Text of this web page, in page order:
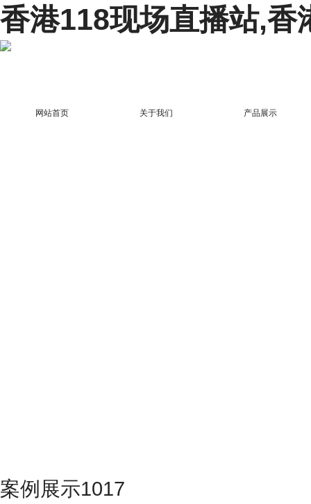
香港118现场直播站,香
网站首页 关于我们 产品展示
案例展示1017